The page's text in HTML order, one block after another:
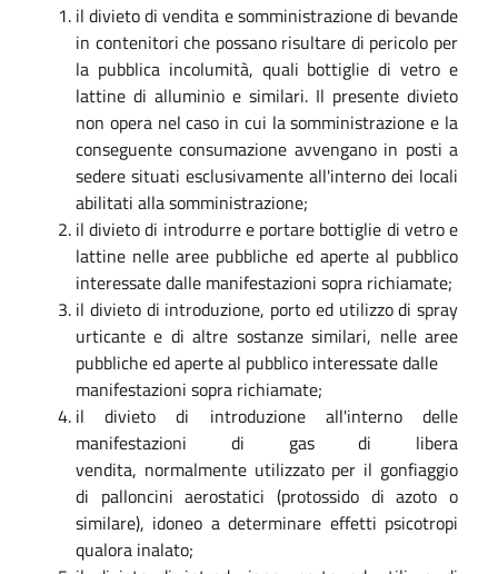
il divieto di vendita e somministrazione di bevande
in contenitori che possano risultare di pericolo per
la pubblica incolumità, quali bottiglie di vetro e
lattine di alluminio e similari. Il presente divieto
non opera nel caso in cui la somministrazione e la
conseguente consumazione avvengano in posti a
sedere situati esclusivamente all'interno dei locali
abilitati alla somministrazione;
il divieto di introdurre e portare bottiglie di vetro e
lattine nelle aree pubbliche ed aperte al pubblico
interessate dalle manifestazioni sopra richiamate;
il divieto di introduzione, porto ed utilizzo di spray
urticante e di altre sostanze similari, nelle aree
pubbliche ed aperte al pubblico interessate dalle
manifestazioni sopra richiamate;
il divieto di introduzione all'interno delle
manifestazioni di gas di libera
vendita, normalmente utilizzato per il gonfiaggio
di palloncini aerostatici (protossido di azoto o
similare), idoneo a determinare effetti psicotropi
qualora inalato;